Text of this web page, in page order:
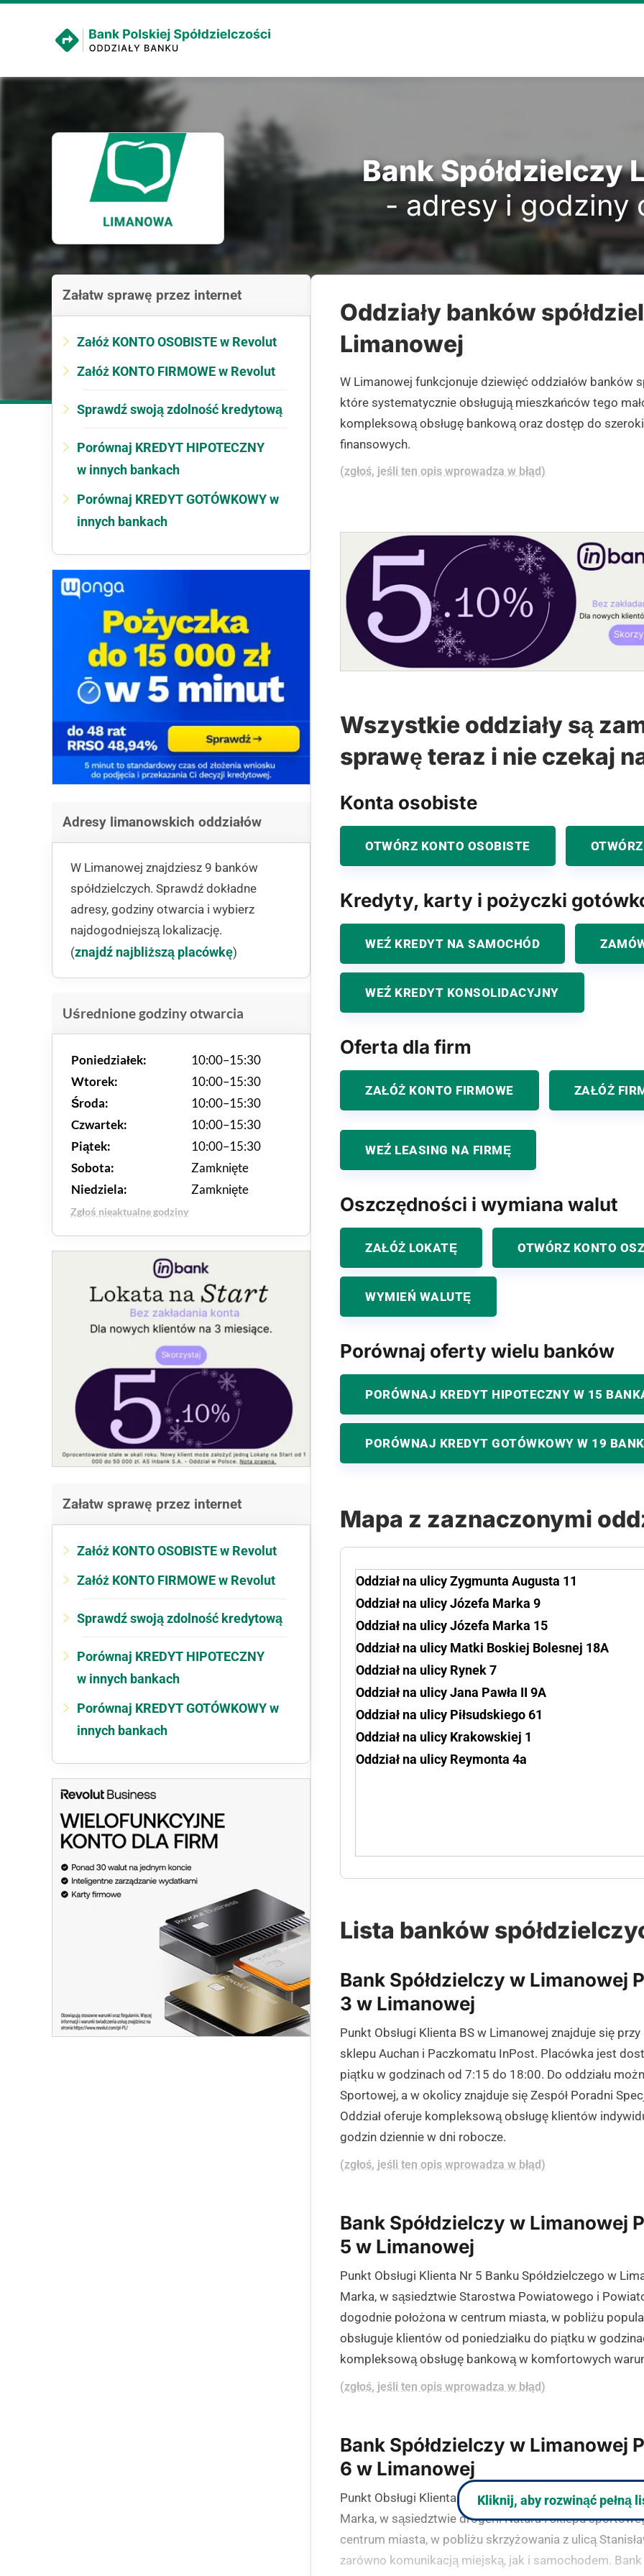
Bank Spółdzielczy
- adresy i godziny
Załatw sprawę przez internet
Załóż KONTO OSOBISTE w Revolut
Załóż KONTO FIRMOWE w Revolut
Sprawdź swoją zdolność kredytową
Porównaj KREDYT HIPOTECZNY
w innych bankach
Porównaj KREDYT GOTÓWKOWY w
innych bankach
Adresy limanowskich oddziałów
W Limanowej znajdziesz 9 banków
spółdzielczych. Sprawdź dokładne
adresy, godziny otwarcia i wybierz
najdogodniejszą lokalizację.
(znajdź najbliższą placówkę)
Uśrednione godziny otwarcia
Poniedziałek:
10:00–15:30
Wtorek:
10:00–15:30
Środa:
10:00–15:30
Czwartek:
10:00–15:30
Piątek:
10:00–15:30
Sobota:
Zamknięte
Niedziela:
Zamknięte
Zgłoś nieaktualne godziny
Załatw sprawę przez internet
Załóż KONTO OSOBISTE w Revolut
Załóż KONTO FIRMOWE w Revolut
Sprawdź swoją zdolność kredytową
Porównaj KREDYT HIPOTECZNY
w innych bankach
Porównaj KREDYT GOTÓWKOWY w
innych bankach
Oddziały banków
Limanowej
W Limanowej funkcjonuje dziewięć oddziałów banków
które systematycznie obsługują mieszkańców tego
kompleksową obsługę bankową oraz dostęp do
finansowych.
(zgłoś, jeśli ten opis wprowadza w błąd)
Wszystkie oddziały są
sprawę teraz i nie czekaj
Konta osobiste
OTWÓRZ KONTO OSOBISTE
Kredyty, karty i pożyczki
WEŹ KREDYT NA SAMOCHÓD
WEŹ KREDYT KONSOLIDACYJNY
Oferta dla firm
ZAŁÓŻ KONTO FIRMOWE ZAŁÓŻ
WEŹ LEASING NA FIRMĘ
Oszczędności i wymiana walut
ZAŁÓŻ LOKATĘ OTWÓRZ KONTO
WYMIEŃ WALUTĘ
Porównaj oferty wielu banków
PORÓWNAJ KREDYT HIPOTECZNY W 15
PORÓWNAJ KREDYT GOTÓWKOWY W 19
Mapa z zaznaczonymi
Oddział na ulicy Zygmunta Augusta 11
Oddział na ulicy Józefa Marka 9
Oddział na ulicy Józefa Marka 15
Oddział na ulicy Matki Boskiej Bolesnej 18A
Oddział na ulicy Rynek 7
Oddział na ulicy Jana Pawła II 9A
Oddział na ulicy Piłsudskiego 61
Oddział na ulicy Krakowskiej 1
Oddział na ulicy Reymonta 4a
Lista banków
Bank Spółdzielczy w Limanowej
3 w Limanowej
Punkt Obsługi Klienta BS w Limanowej znajduje się
sklepu Auchan i Paczkomatu InPost. Placówka jest
piątku w godzinach od 7:15 do 18:00. Do oddziału
Sportowej, a w okolicy znajduje się Zespół Poradni
Oddział oferuje kompleksową obsługę klientów
godzin dziennie w dni robocze.
(zgłoś, jeśli ten opis wprowadza w błąd)
Bank Spółdzielczy w Limanowej
5 w Limanowej
Punkt Obsługi Klienta Nr 5 Banku Spółdzielczego w
Marka, w sąsiedztwie Starostwa Powiatowego i
dogodnie położona w centrum miasta, w pobliżu
obsługuje klientów od poniedziałku do piątku w
kompleksową obsługę bankową w komfortowych
(zgłoś, jeśli ten opis wprowadza w błąd)
Bank Spółdzielczy w Limanowej
6 w Limanowej
Punkt Obsługi Klienta Nr 6 Banku Spółdzielcziego w
Marka, w sąsiedztwie drogerii Natura i sklepu
centrum miasta, w pobliżu skrzyżowania z ulicą
zarówno komunikacją miejską, jak i samochodem.
Kliknij, aby rozwinąć pełną